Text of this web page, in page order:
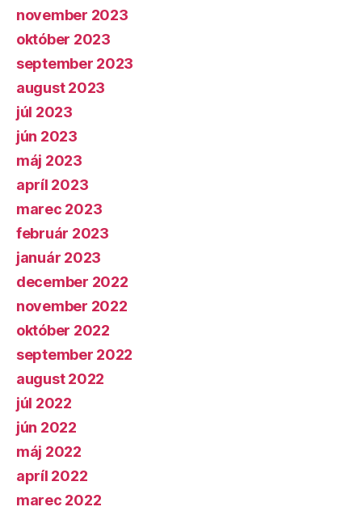
november 2023
október 2023
september 2023
august 2023
júl 2023
jún 2023
máj 2023
apríl 2023
marec 2023
február 2023
január 2023
december 2022
november 2022
október 2022
september 2022
august 2022
júl 2022
jún 2022
máj 2022
apríl 2022
marec 2022